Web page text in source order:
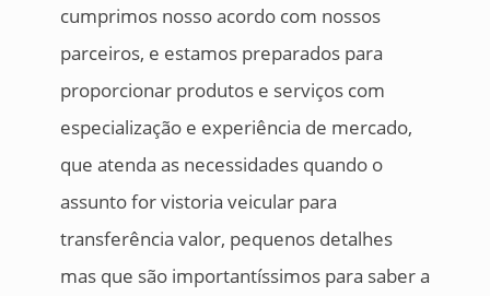
cumprimos nosso acordo com nossos
parceiros, e estamos preparados para
proporcionar produtos e serviços com
especialização e experiência de mercado,
que atenda as necessidades quando o
assunto for vistoria veicular para
transferência valor, pequenos detalhes
mas que são importantíssimos para saber a